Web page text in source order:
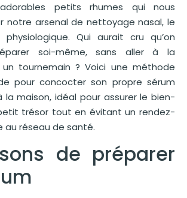
petits rhumes qui nous
notre arsenal de nettoyage nasal, le
Qui aurait cru qu’on
soi-même, sans aller à la
tournemain ? Voici une méthode
pour concocter son propre sérum
la maison, idéal pour assurer le bien-
trésor tout en évitant un rendez-
au réseau de santé.
de préparer